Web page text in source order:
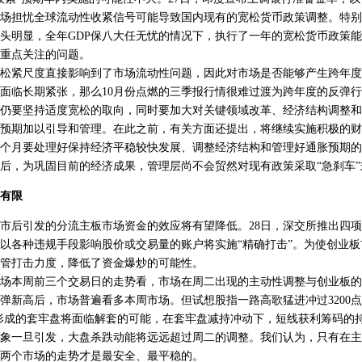
担忧全球流动性收紧信号可能导致国内现有的宽松货币政策调整。特
明显，全年GDP保八大任无忧的情况下，执行了一年的宽松货币政策
点关注的问题。
度直接影响到了市场流动性问题，因此对市场是否能够产生跨年
临长期紧张，那么10月份点燃的三季报行情很难过渡为跨年度的反弹
要坚持适度宽松的取向，同时要加大对关键领域改革、经济结构调整
期加以引导和管理。在此之前，有关方面还提出，将继续实施积极的
月要处理好保持经济平稳较快发展、调整经济结构和管理好通胀预期
，为巩固目前的经济成果，管理层尚不会贸然对现有政策采取“急刹车
限
发的分流主板市场资金的效应将有望降低。28日，深交所推出四
各种违规手段影响股价或交易量的账户将实施“精确打击”。为使创业
打击力度，降低了资金爆炒的可能性。
前三个交易日的走势看，市场在周二出现的主动性调整与创业板
新高后，市场普遍看多本周市场。但试想股指一路高歌猛进冲过3200
成的套牢盘将面临解套的可能，在套牢盘减持冲动下，短线获利筹码的
一旦引发，大盘杀跌动能将远远超过周二的调整。我们认为，只有在
个市场的走势才是最安全、最平稳的。